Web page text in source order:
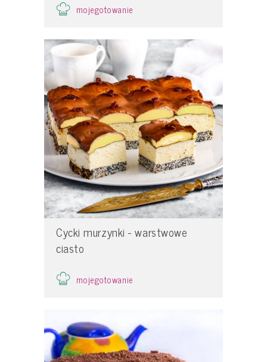
mojegotowanie
Cycki murzynki - warstwowe
ciasto
mojegotowanie